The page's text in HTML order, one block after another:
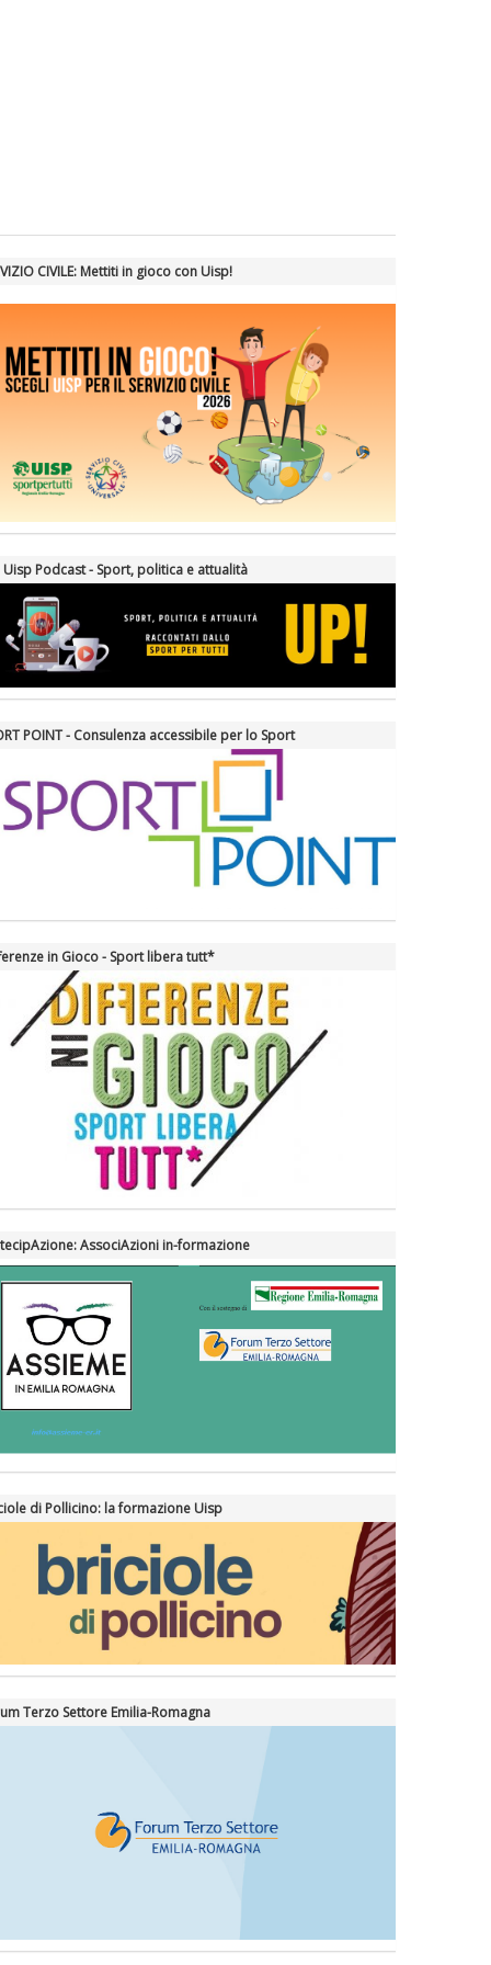
CIVILE: Mettiti in gioco con Uisp!
Uisp Podcast - Sport, politica e attualità
POINT - Consulenza accessibile per lo Sport
in Gioco - Sport libera tutt*
AssociAzioni in-formazione
di Pollicino: la formazione Uisp
Terzo Settore Emilia-Romagna